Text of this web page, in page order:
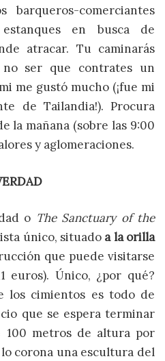
comerciantes
en busca de
atracar. Tu caminarás
ser que contrates un
me gustó mucho (¡fue mi
de Tailandia!). Procura
la mañana (sobre las 9:00
y aglomeraciones.
o The Sanctuary of the
único, situado a la orilla
que puede visitarse
euros). Único, ¿por qué?
los cimientos es todo de
que se espera terminar
100 metros de altura por
corona una escultura del